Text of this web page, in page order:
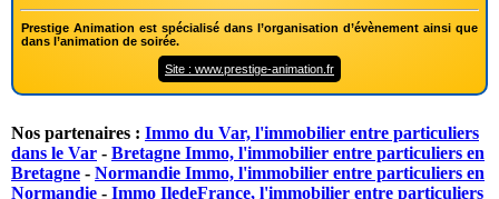
Prestige Animation est spécialisé dans l’organisation d’évènement ainsi que
dans l’animation de soirée.
Site : www.prestige-animation.fr
Nos partenaires : Immo du Var, l'immobilier entre particuliers
dans le Var - Bretagne Immo, l'immobilier entre particuliers en
Bretagne - Normandie Immo, l'immobilier entre particuliers en
Normandie - Immo IledeFrance, l'immobilier entre particuliers